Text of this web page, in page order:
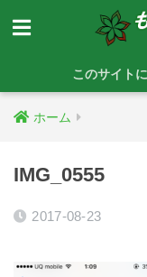
このサイト
ホーム
IMG_0555
2017-08-23